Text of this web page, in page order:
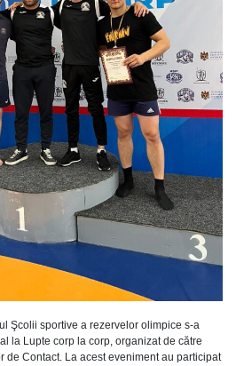
Şcolii sportive a rezervelor olimpice s-a
la Lupte corp la corp, organizat de către
de Contact. La acest eveniment au participat